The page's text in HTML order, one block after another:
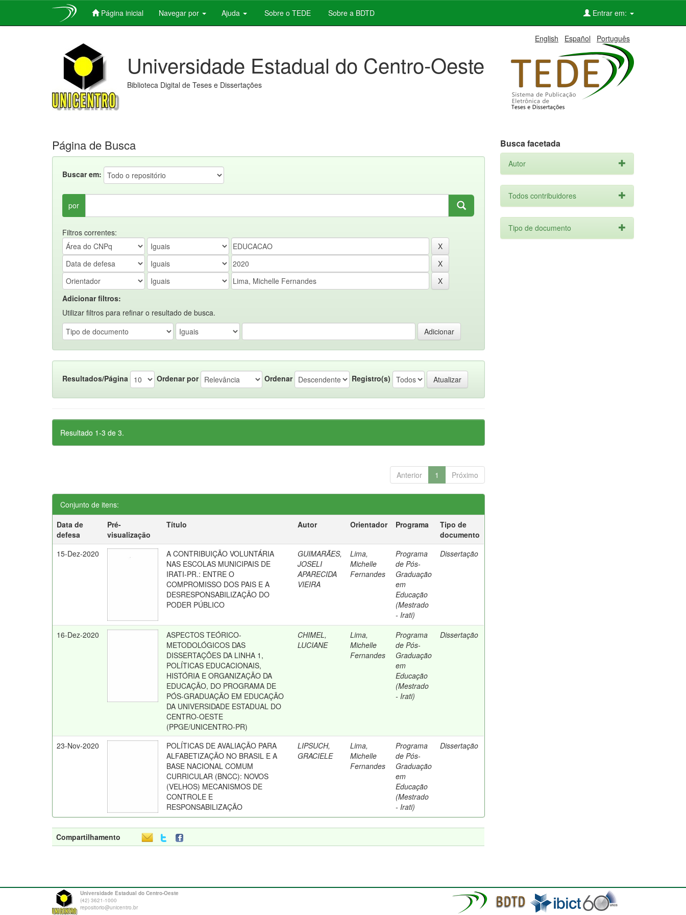
Página inicial Navegar por Ajuda Sobre o TEDE Sobre a BDTD Entrar em:
English Español Português
Universidade Estadual do Centro-Oeste
Biblioteca Digital de Teses e Dissertações
Página de Busca
Buscar em:
por
Filtros correntes:
Adicionar filtros:
Utilizar filtros para refinar o resultado de busca.
Resultados/Página Ordenar por Ordenar Registro(s)
Resultado 1-3 de 3.
Anterior 1 Próximo
Conjunto de itens:
Data de
defesa
Pré-
visualização
Título Autor Orientador Programa
Tipo de
documento
15-Dez-2020
A CONTRIBUIÇÃO VOLUNTÁRIA
NAS ESCOLAS MUNICIPAIS DE
IRATI-PR.: ENTRE O
COMPROMISSO DOS PAIS E A
DESRESPONSABILIZAÇÃO DO
PODER PÚBLICO
GUIMARÃES,
JOSELI
APARECIDA
VIEIRA
Lima,
Michelle
Fernandes
Programa
de Pós-
Graduação
em
Educação
(Mestrado
- Irati)
Dissertação
16-Dez-2020
ASPECTOS TEÓRICO-
METODOLÓGICOS DAS
DISSERTAÇÕES DA LINHA 1,
POLÍTICAS EDUCACIONAIS,
HISTÓRIA E ORGANIZAÇÃO DA
EDUCAÇÃO, DO PROGRAMA DE
PÓS-GRADUAÇÃO EM EDUCAÇÃO
DA UNIVERSIDADE ESTADUAL DO
CENTRO-OESTE
(PPGE/UNICENTRO-PR)
CHIMEL,
LUCIANE
Lima,
Michelle
Fernandes
Programa
de Pós-
Graduação
em
Educação
(Mestrado
- Irati)
Dissertação
23-Nov-2020
POLÍTICAS DE AVALIAÇÃO PARA
ALFABETIZAÇÃO NO BRASIL E A
BASE NACIONAL COMUM
CURRICULAR (BNCC): NOVOS
(VELHOS) MECANISMOS DE
CONTROLE E
RESPONSABILIZAÇÃO
LIPSUCH,
GRACIELE
Lima,
Michelle
Fernandes
Programa
de Pós-
Graduação
em
Educação
(Mestrado
- Irati)
Dissertação
Compartilhamento
Busca facetada
Autor
Todos contribuidores
Tipo de documento
Universidade Estadual do Centro-Oeste
(42) 3621-1000
repositorio@unicentro.br